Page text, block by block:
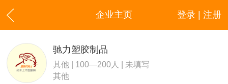
登录 | 注册
企业主页
驰力塑胶制品
其他 | 100—200人 | 未填写
其他